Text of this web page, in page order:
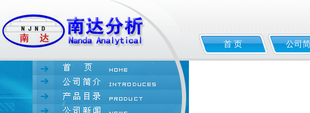
首 页 公司